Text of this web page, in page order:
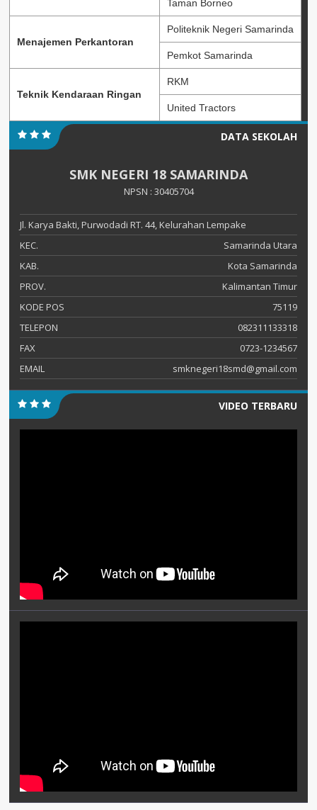
Taman Borneo
Menajemen Perkantoran
Politeknik Negeri Samarinda
Pemkot Samarinda
Teknik Kendaraan Ringan
RKM
United Tractors
DATA SEKOLAH
SMK NEGERI 18 SAMARINDA
NPSN : 30405704
Jl. Karya Bakti, Purwodadi RT. 44, Kelurahan Lempake
KEC.
Samarinda Utara
KAB.
Kota Samarinda
PROV.
Kalimantan Timur
KODE POS
75119
TELEPON
082311133318
FAX
0723-1234567
EMAIL
smknegeri18smd@gmail.com
VIDEO TERBARU